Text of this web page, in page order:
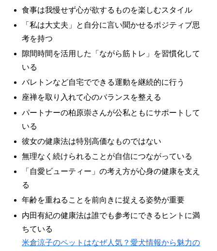
食事は我慢せず心が欲するものを楽しむスタイル
「私は大丈夫」と自分に言い聞かせるポジティブ思
考を持つ
隙間時間を活用した「ながら筋トレ」を習慣化して
いる
バレトンなど自宅でできる運動を継続的に行う
座禅を取り入れて心のバランスを整える
パートナーの柏原崇さんが公私ともにサポートして
いる
彼女の健康法は特別高価なものではない
無理なく続けられることが自信につながっている
「自愛ビューティー」の考え方が心身の健康を支え
る
年齢を重ねることを前向きに捉える姿勢が重要
内田有紀の健康法は誰でも参考にできるヒントに満
ちている
米倉涼子のペットはなぜ人気？愛犬情報から魅力の